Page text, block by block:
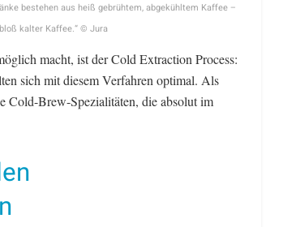
bestehen aus heiß gebrühtem, abgekühltem Kaffee –
kalter Kaffee.“ © Jura
macht, ist der Cold Extraction Process:
sich mit diesem Verfahren optimal. Als
Cold-Brew-Spezialitäten, die absolut im